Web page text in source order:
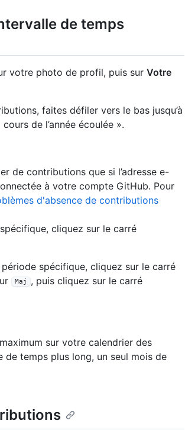
de temps
votre photo de profil, puis sur Votre
faites défiler vers le bas jusqu’à
de l’année écoulée ».
de contributions que si l’adresse e-
à votre compte GitHub. Pour
d'absence de contributions
cliquez sur le carré
spécifique, cliquez sur le carré
Maj
, puis cliquez sur le carré
sur votre calendrier des
temps plus long, un seul mois de